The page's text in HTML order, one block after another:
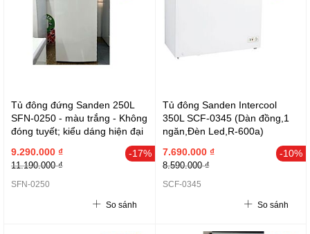
Tủ đông đứng Sanden 250L
SFN-0250 - màu trắng - Không
đóng tuyết; kiểu dáng hiện đại
trang nhã; R600; hiển thị nhiệt
độ
-17%
9.290.000 ₫
11.190.000 ₫
SFN-0250
So sánh
Tủ đông Sanden Intercool
350L SCF-0345 (Dàn đồng,1
ngăn,Đèn Led,R-600a)
-10%
7.690.000 ₫
8.590.000 ₫
SCF-0345
So sánh